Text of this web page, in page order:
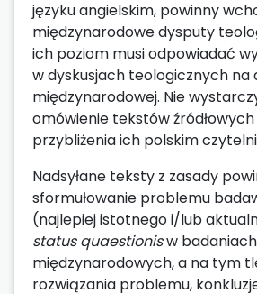
języku angielskim, powinny
międzynarodowe dysputy
ich poziom musi odpowiadać
w dyskusjach teologicznych na
międzynarodowej. Nie
omówienie tekstów
przybliżenia ich polskim
Nadsyłane teksty z zasady
sformułowanie problemu
(najlepiej istotnego i/lub
status quaestionisw badaniach
międzynarodowych, a na tym
rozwiązania problemu,